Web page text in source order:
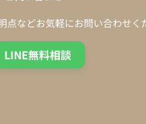
点などお気軽にお問い合わせく
LINE無料相談